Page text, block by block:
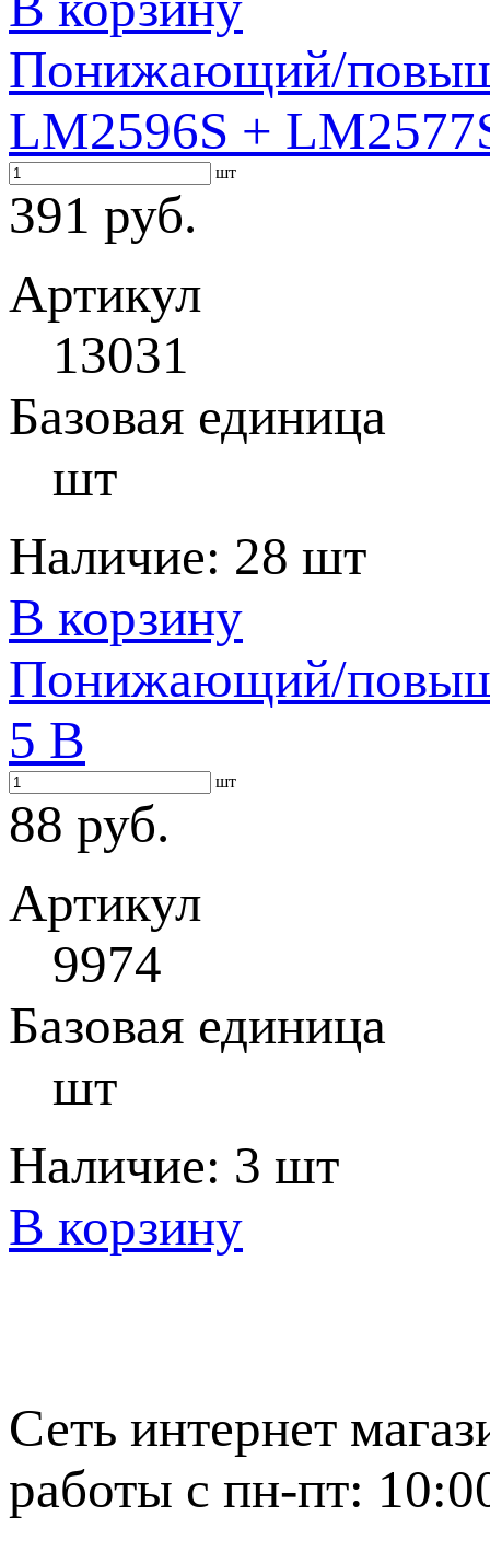
Понижающий/
LM2596S +
шт
391 руб.
Артикул
13031
Базовая единица
шт
Наличие: 28 шт
В корзину
Понижающий/
5 В
шт
88 руб.
Артикул
9974
Базовая единица
шт
Наличие: 3 шт
В корзину
Сеть интернет
работы с пн-пт: